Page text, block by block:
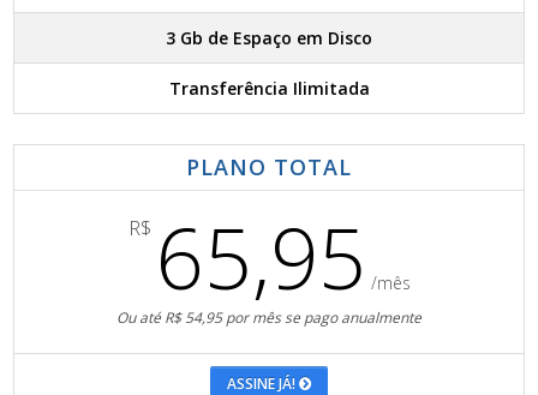
3 Gb de Espaço em Disco
Transferência Ilimitada
PLANO TOTAL
R$ 65,95 /mês
Ou até R$ 54,95 por mês se pago anualmente
ASSINE JÁ!